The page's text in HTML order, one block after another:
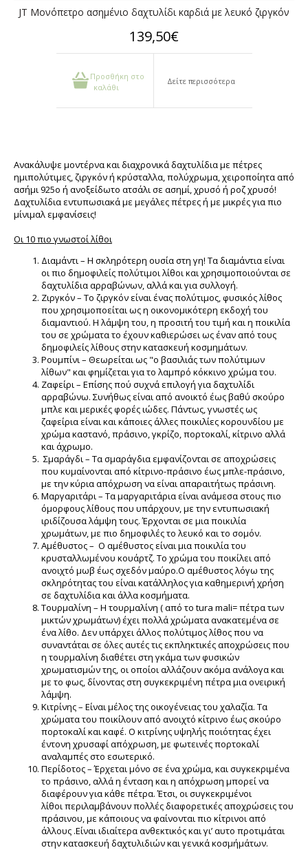
JT Μονόπετρο ασημένιο δαχτυλίδι καρδιά με λευκό ζιργκόν
139,50€
Προσθήκη στο
καλάθι
Δείτε περισσότερα
Ανακάλυψε μοντέρνα και διαχρονικά δαχτυλίδια με πέτρες
ημιπολύτιμες, ζιργκόν ή κρύσταλλα, πολύχρωμα, χειροποίητα από
ασήμι 925ο ή ανοξείδωτο ατσάλι σε ασημί, χρυσό ή ροζ χρυσό!
Δαχτυλίδια εντυπωσιακά με μεγάλες πέτρες ή με μικρές για πιο
μίνιμαλ εμφανίσεις!
Οι 10 πιο γνωστοί λίθοι
Διαμάντι – Η σκληρότερη ουσία στη γη! Τα διαμάντια είναι
οι πιο δημοφιλείς πολύτιμοι λίθοι και χρησιμοποιούνται σε
δαχτυλίδια αρραβώνων, αλλά και για συλλογή.
Ζιργκόν – Το ζιργκόν είναι ένας πολύτιμος, φυσικός λίθος
που χρησιμοποείται ως η οικονομικότερη εκδοχή του
διαμαντιού. Η λάμψη του, η προσιτή του τιμή και η ποικιλία
του σε χρώματα το έχουν καθιερώσει ως έναν από τους
δημοφιλείς λίθους στην κατασκευή κοσμημάτων.
Ρουμπίνι – Θεωρείται ως "ο βασιλιάς των πολύτιμων
λίθων" και φημίζεται για το λαμπρό κόκκινο χρώμα του.
Ζαφείρι – Επίσης πού συχνά επιλογή για δαχτυλίδι
αρραβώνω. Συνήθως είναι από ανοικτό έως βαθύ σκούρο
μπλε και μερικές φορές ιώδες. Πάντως, γνωστές ως
ζαφείρια είναι και κάποιες άλλες ποικιλίες κορουνδίου με
χρώμα καστανό, πράσινο, γκρίζο, πορτοκαλί, κίτρινο αλλά
και άχρωμο.
Σμαράγδι – Τα σμαράγδια εμφανίζονται σε αποχρώσεις
που κυμαίνονται από κίτρινο-πράσινο έως μπλε-πράσινο,
με την κύρια απόχρωση να είναι απαραιτήτως πράσινη.
Μαργαριτάρι – Τα μαργαριτάρια είναι ανάμεσα στους πιο
όμορφους λίθους που υπάρχουν, με την εντυπωσιακή
ιριδίζουσα λάμψη τους. Έρχονται σε μια ποικιλία
χρωμάτων, με πιο δημοφιλές το λευκό και το σομόν.
Αμέθυστος – Ο αμέθυστος είναι μια ποικιλία του
κρυσταλλωμένου κουάρτζ. Το χρώμα του ποικίλει από
ανοιχτό μωβ έως σχεδόν μαύρο.Ο αμέθυστος λόγω της
σκληρότητας του είναι κατάλληλος για καθημερινή χρήση
σε δαχτυλίδια και άλλα κοσμήματα.
Τουρμαλίνη – Η τουρμαλίνη ( από το tura mali= πέτρα των
μικτών χρωμάτων) έχει πολλά χρώματα ανακατεμένα σε
ένα λίθο. Δεν υπάρχει άλλος πολύτιμος λίθος που να
συναντάται σε όλες αυτές τις εκπληκτικές αποχρώσεις που
η τουρμαλίνη διαθέτει στη γκάμα των φυσικών
χρωματισμών της, οι οποίοι αλλάζουν ακόμα ανάλογα και
με το φως, δίνοντας στη συγκεκριμένη πέτρα μια ονειρική
λάμψη.
Κιτρίνης – Είναι μέλος της οικογένειας του χαλαζία. Τα
χρώματα του ποικίλουν από ανοιχτό κίτρινο έως σκούρο
πορτοκαλί και καφέ. Ο κιτρίνης υψηλής ποιότητας έχει
έντονη χρυσαφί απόχρωση, με φωτεινές πορτοκαλί
αναλαμπές στο εσωτερικό.
Περίδοτος – Έρχεται μόνο σε ένα χρώμα, και συγκεκριμένα
το πράσινο, αλλά η ένταση και η απόχρωση μπορεί να
διαφέρουν για κάθε πέτρα. Έτσι, οι συγκεκριμένοι
λίθοι περιλαμβάνουν πολλές διαφορετικές αποχρώσεις του
πράσινου, με κάποιους να φαίνονται πιο κίτρινοι από
άλλους .Είναι ιδιαίτερα ανθεκτικός και γι’ αυτο προτιμάται
στην κατασκευή δαχτυλιδιών και γενικά κοσμήμάτων.